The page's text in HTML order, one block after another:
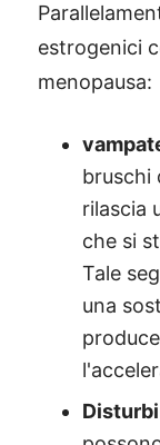
estrogenici
menopausa:
bruschi
rilascia
che si
Tale
una